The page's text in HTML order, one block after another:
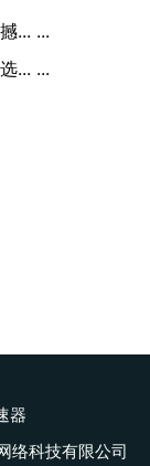
... ...
... ...
器
络科技有限公司